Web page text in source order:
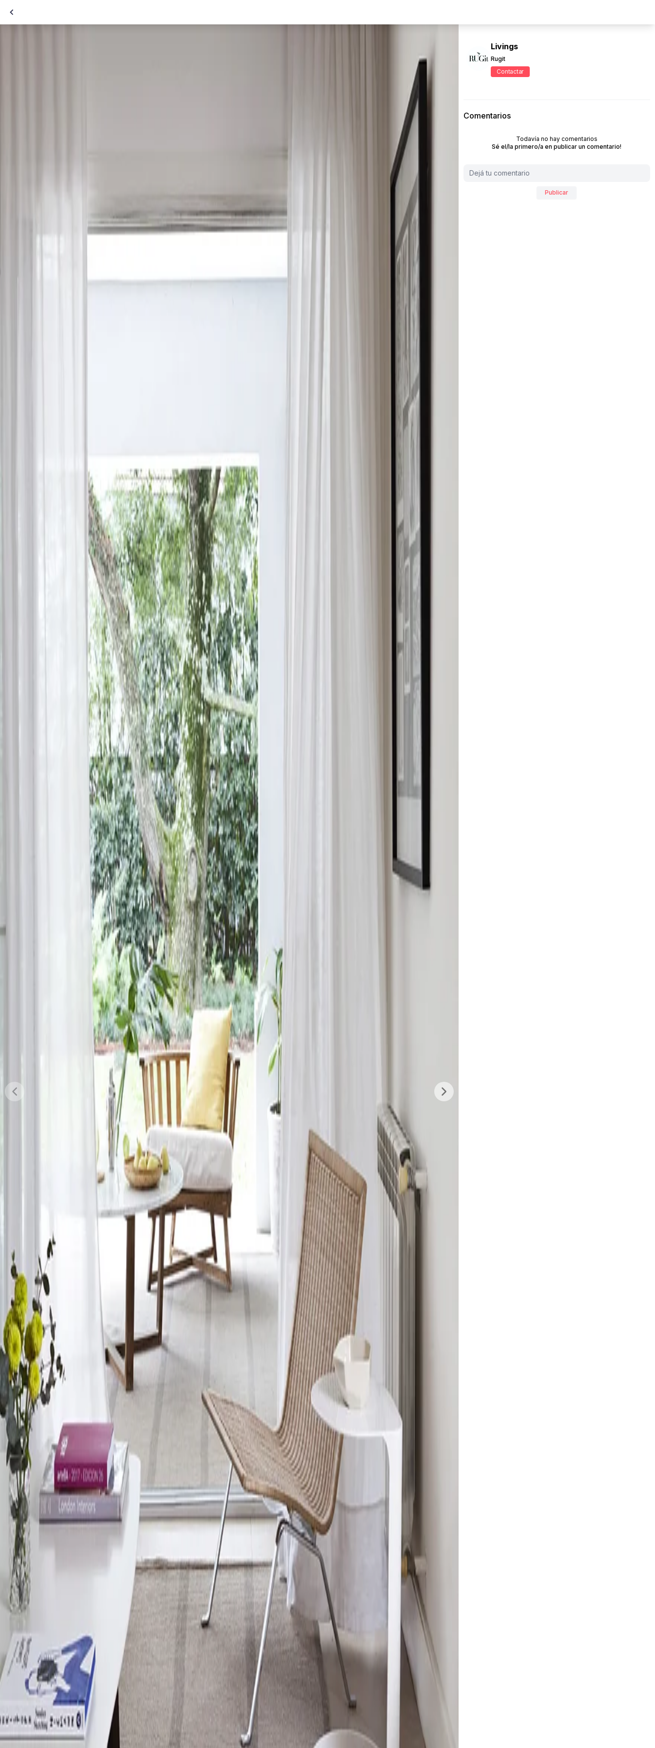
Livings
Rugit
Contactar
Comentarios
Todavía no hay comentarios
Sé el/la primero/a en publicar un comentario!
Publicar